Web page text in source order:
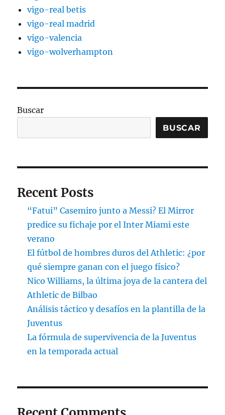
vigo-real betis
vigo-real madrid
vigo-valencia
vigo-wolverhampton
Buscar
BUSCAR
Recent Posts
“Fatui” Casemiro junto a Messi? El Mirror
predice su fichaje por el Inter Miami este
verano
El fútbol de hombres duros del Athletic: ¿por
qué siempre ganan con el juego físico?
Nico Williams, la última joya de la cantera del
Athletic de Bilbao
Análisis táctico y desafíos en la plantilla de la
Juventus
La fórmula de supervivencia de la Juventus
en la temporada actual